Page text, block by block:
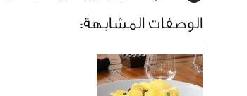
الوصفات المشابهة: